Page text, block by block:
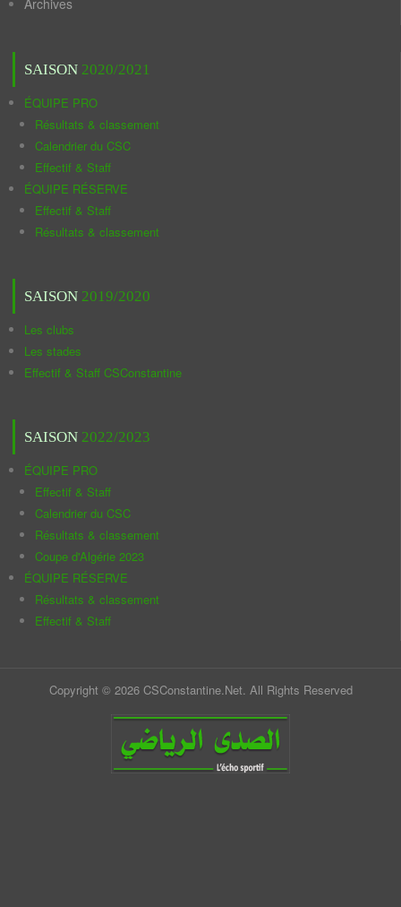
Archives
SAISON 2020/2021
ÉQUIPE PRO
Résultats & classement
Calendrier du CSC
Effectif & Staff
ÉQUIPE RÉSERVE
Effectif & Staff
Résultats & classement
SAISON 2019/2020
Les clubs
Les stades
Effectif & Staff CSConstantine
SAISON 2022/2023
ÉQUIPE PRO
Effectif & Staff
Calendrier du CSC
Résultats & classement
Coupe d'Algérie 2023
ÉQUIPE RÉSERVE
Résultats & classement
Effectif & Staff
Copyright © 2026 CSConstantine.Net. All Rights Reserved